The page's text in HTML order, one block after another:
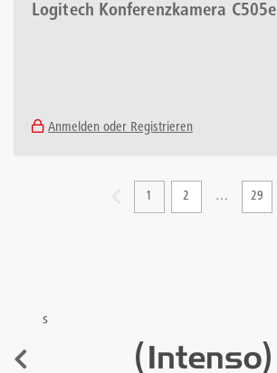
Logitech Konferenzkamera C505e
Anmelden oder Registrieren
1 2 … 29
s